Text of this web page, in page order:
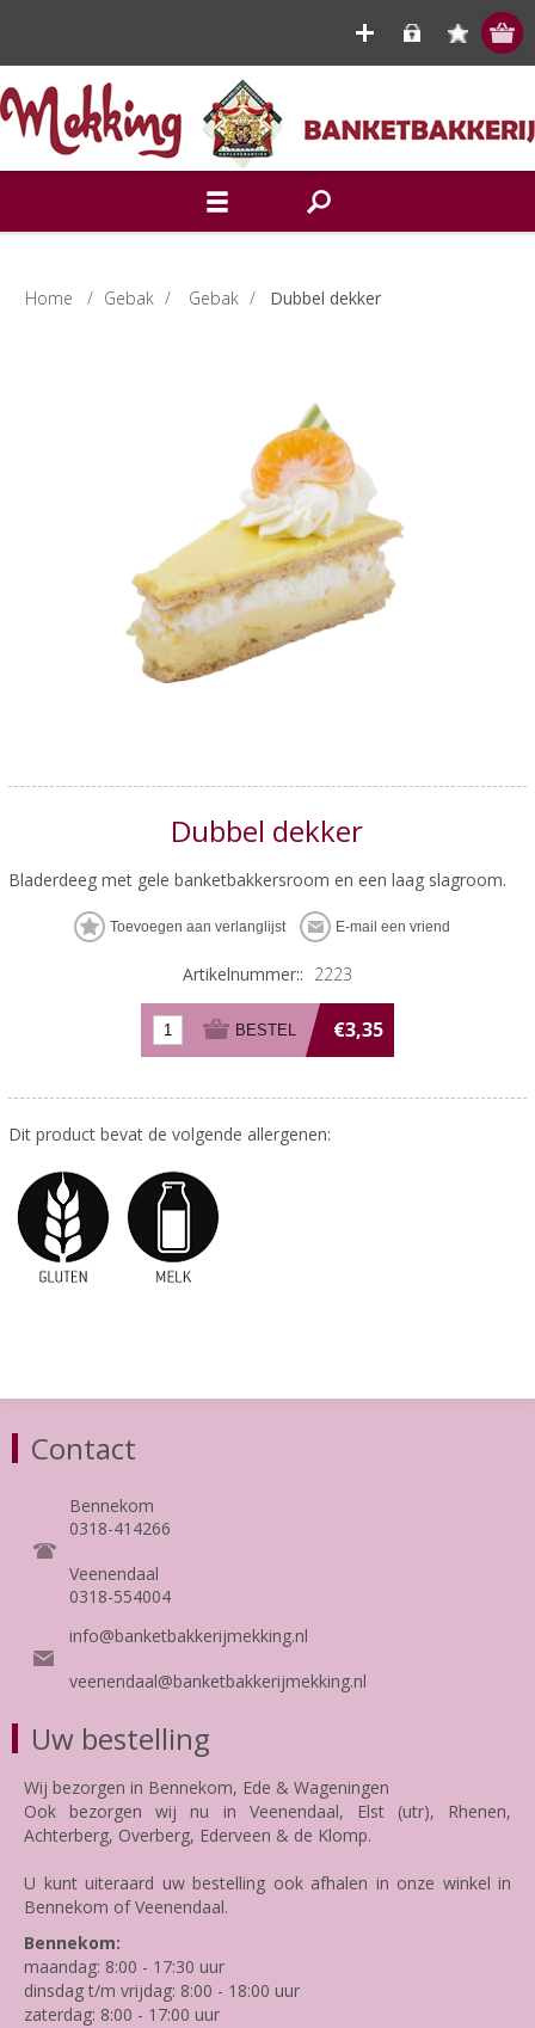
Home / Gebak / Gebak / Dubbel dekker
Dubbel dekker
Bladerdeeg met gele banketbakkersroom en een laag slagroom.
Artikelnummer:: 2223
€3,35
Dit product bevat de volgende allergenen:
Contact
Bennekom
0318-414266
Veenendaal
0318-554004
info@banketbakkerijmekking.nl
veenendaal@banketbakkerijmekking.nl
Uw bestelling
Wij bezorgen in Bennekom, Ede & Wageningen
Ook bezorgen wij nu in Veenendaal, Elst (utr), Rhenen,
Achterberg, Overberg, Ederveen & de Klomp.
U kunt uiteraard uw bestelling ook afhalen in onze winkel in
Bennekom of Veenendaal.
Bennekom:
maandag: 8:00 - 17:30 uur
dinsdag t/m vrijdag: 8:00 - 18:00 uur
zaterdag: 8:00 - 17:00 uur